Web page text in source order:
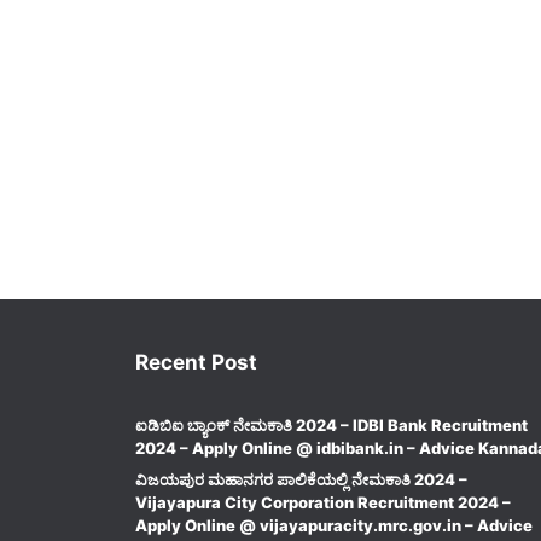
Recent Post
ಐಡಿಬಿಐ ಬ್ಯಾಂಕ್ ನೇಮಕಾತಿ 2024 – IDBI Bank Recruitment
2024 – Apply Online @ idbibank.in – Advice
ವಿಜಯಪುರ ಮಹಾನಗರ ಪಾಲಿಕೆಯಲ್ಲಿ ನೇಮಕಾತಿ 2024 –
Vijayapura City Corporation Recruitment 2024 –
Apply Online @ vijayapuracity.mrc.gov.in – Advice